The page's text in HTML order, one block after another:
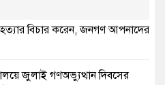
বিচার করেন, জনগণ আপনাদের
জুলাই গণঅভ্যুত্থান দিবসের